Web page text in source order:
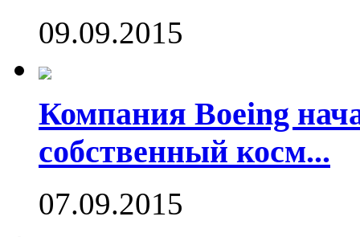
09.09.2015
Компания Boeing
собственный косм...
07.09.2015